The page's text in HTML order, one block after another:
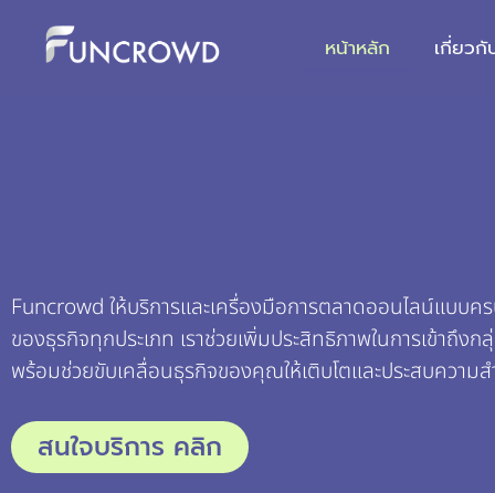
หน้าหลัก เกี่ยวกั
Funcrowd ให้บริการและเครื่องมือการตลาดออนไลน์แบบ
ของธุรกิจทุกประเภท เราช่วยเพิ่มประสิทธิภาพในการเข้าถึ
พร้อมช่วยขับเคลื่อนธุรกิจของคุณให้เติบโตและประสบความส
สนใจบริการ คลิก